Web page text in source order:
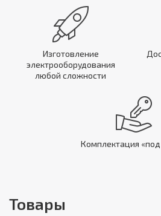
Изготовление
электрооборудования
любой сложности
Комплектация
Товары